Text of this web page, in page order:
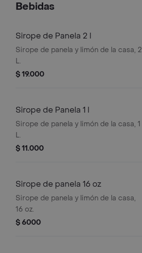
Bebidas
Sirope de Panela 2 l
Sirope de panela y limón de la casa, 2
L.
$ 19.000
Sirope de Panela 1 l
Sirope de panela y limón de la casa, 1
L.
$ 11.000
Sirope de panela 16 oz
Sirope de panela y limón de la casa,
16 oz.
$ 6000